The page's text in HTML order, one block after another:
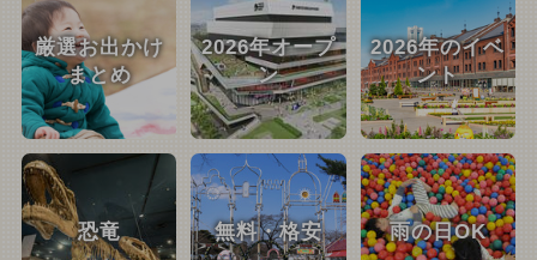
厳選お出かけ
まとめ
2026年オープ
ン
2026年のイベ
ント
恐竜 無料・格安 雨の日OK